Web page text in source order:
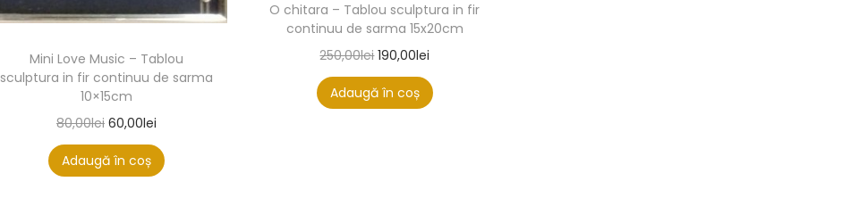
Mini Love Music – Tablou
sculptura in fir continuu de sarma
10×15cm
80,00lei 60,00lei
Adaugă în coș
O chitara – Tablou sculptura in fir
continuu de sarma 15x20cm
250,00lei 190,00lei
Adaugă în coș